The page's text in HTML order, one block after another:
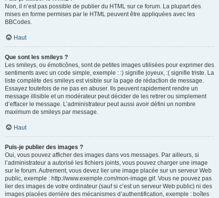
Non, il n’est pas possible de publier du HTML sur ce forum. La plupart des
mises en forme permises par le HTML peuvent être appliquées avec les
BBCodes.
Haut
Que sont les smileys ?
Les smileys, ou émoticônes, sont de petites images utilisées pour exprimer des
sentiments avec un code simple, exemple : :) signifie joyeux, :( signifie triste. La
liste complète des smileys est visible sur la page de rédaction de message.
Essayez toutefois de ne pas en abuser. Ils peuvent rapidement rendre un
message illisible et un modérateur peut décider de les retirer ou simplement
d’effacer le message. L’administrateur peut aussi avoir défini un nombre
maximum de smileys par message.
Haut
Puis-je publier des images ?
Oui, vous pouvez afficher des images dans vos messages. Par ailleurs, si
l’administrateur a autorisé les fichiers joints, vous pouvez charger une image
sur le forum. Autrement, vous devez lier une image placée sur un serveur Web
public, exemple : http://www.exemple.com/mon-image.gif. Vous ne pouvez pas
lier des images de votre ordinateur (sauf si c’est un serveur Web public) ni des
images placées derrière des mécanismes d’authentification, exemple : boîtes